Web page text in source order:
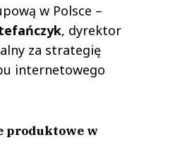
w Polsce –
, dyrektor
za strategię
internetowego
produktowe w